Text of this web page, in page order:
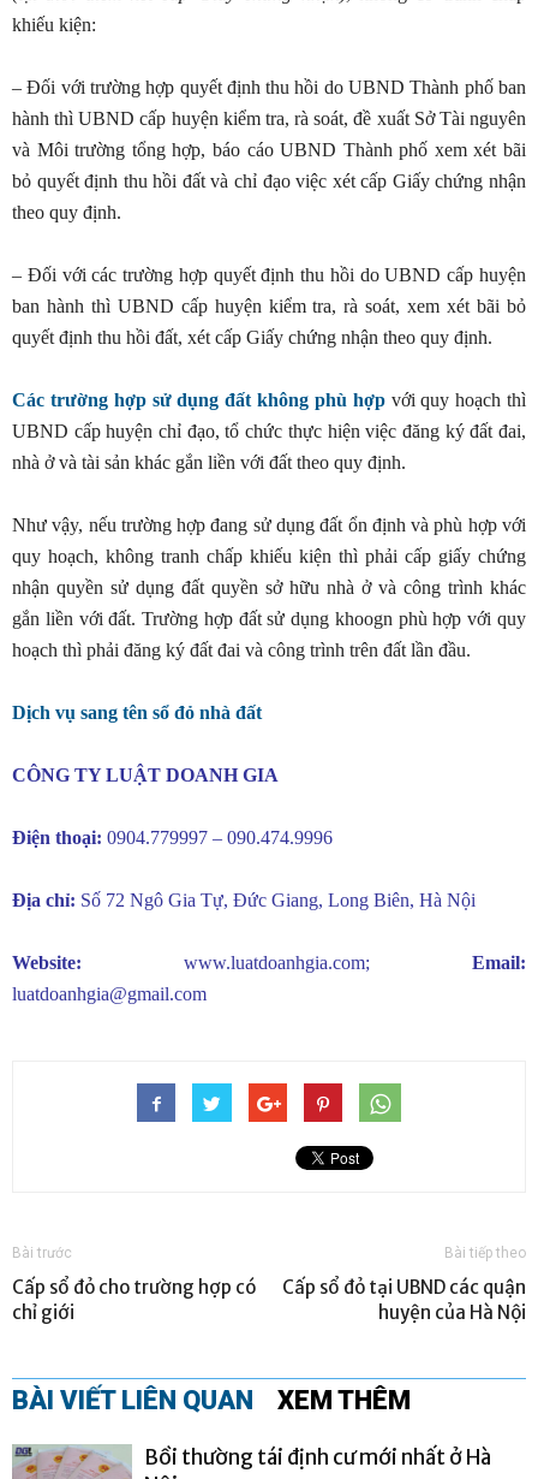
khiếu kiện:
– Đối với trường hợp quyết định thu hồi do UBND Thành phố ban
hành thì UBND cấp huyện kiểm tra, rà soát, đề xuất Sở Tài nguyên
và Môi trường tổng hợp, báo cáo UBND Thành phố xem xét bãi
bỏ quyết định thu hồi đất và chỉ đạo việc xét cấp Giấy chứng nhận
theo quy định.
– Đối với các trường hợp quyết định thu hồi do UBND cấp huyện
ban hành thì UBND cấp huyện kiểm tra, rà soát, xem xét bãi bỏ
quyết định thu hồi đất, xét cấp Giấy chứng nhận theo quy định.
Các trường hợp sử dụng đất không phù hợpvới quy hoạch thì
UBND cấp huyện chỉ đạo, tổ chức thực hiện việc đăng ký đất đai,
nhà ở và tài sản khác gắn liền với đất theo quy định.
Như vậy, nếu trường hợp đang sử dụng đất ổn định và phù hợp với
quy hoạch, không tranh chấp khiếu kiện thì phải cấp giấy chứng
nhận quyền sử dụng đất quyền sở hữu nhà ở và công trình khác
gắn liền với đất. Trường hợp đất sử dụng khoogn phù hợp với quy
hoạch thì phải đăng ký đất đai và công trình trên đất lần đầu.
Dịch vụ sang tên sổ đỏ nhà đất
CÔNG TY LUẬT DOANH GIA
Điện thoại: 0904.779997 – 090.474.9996
Địa chỉ: Số 72 Ngô Gia Tự, Đức Giang, Long Biên, Hà Nội
Website: www.luatdoanhgia.com; Email:
luatdoanhgia@gmail.com
Bài trước
Cấp sổ đỏ cho trường hợp có
chỉ giới
Bài tiếp theo
Cấp sổ đỏ tại UBND các quận
huyện của Hà Nội
BÀI VIẾT LIÊN QUAN XEM THÊM
Bồi thường tái định cư mới nhất ở Hà